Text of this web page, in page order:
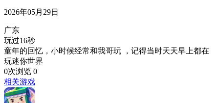
2026年05月29日
广东
玩过16秒
童年的回忆，小时候经常和我哥玩 ，记得当时天天早上都在
玩迷你世界
0次浏览 0
相关游戏